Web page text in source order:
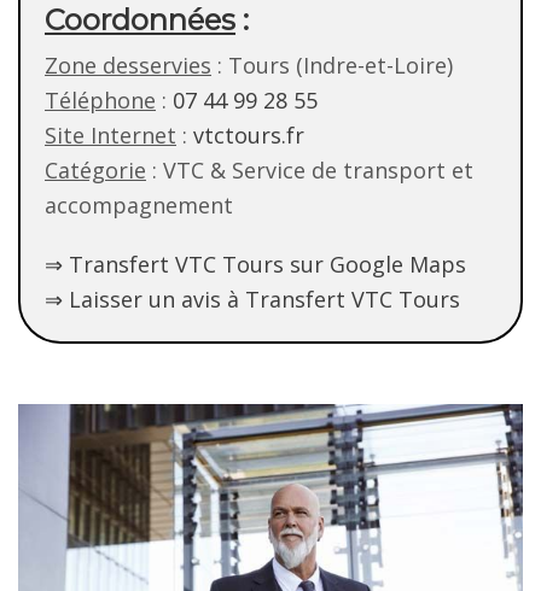
Coordonnées :
Zone desservies : Tours (Indre-et-Loire)
Téléphone : 07 44 99 28 55
Site Internet : vtctours.fr
Catégorie : VTC & Service de transport et
accompagnement
⇒ Transfert VTC Tours sur Google Maps
⇒ Laisser un avis à Transfert VTC Tours